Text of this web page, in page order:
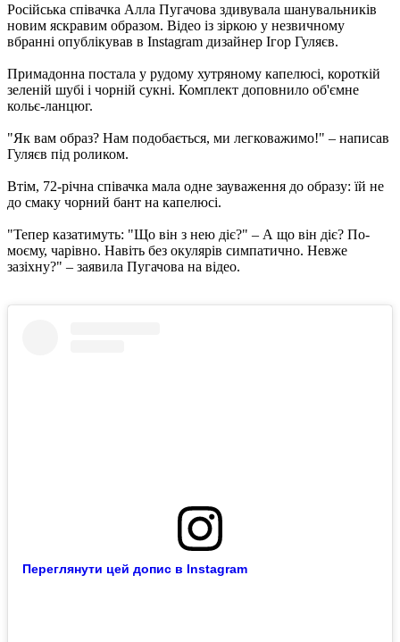
Російська співачка Алла Пугачова здивувала шанувальників
новим яскравим образом. Відео із зіркою у незвичному
вбранні опублікував в Instagram дизайнер Ігор Гуляєв.
Примадонна постала у рудому хутряному капелюсі, короткій
зеленій шубі і чорній сукні. Комплект доповнило об'ємне
кольє-ланцюг.
"Як вам образ? Нам подобається, ми легковажимо!" – написав
Гуляєв під роликом.
Втім, 72-річна співачка мала одне зауваження до образу: їй не
до смаку чорний бант на капелюсі.
"Тепер казатимуть: "Що він з нею діє?" – А що він діє? По-
моєму, чарівно. Навіть без окулярів симпатично. Невже
зазіхну?" – заявила Пугачова на відео.
Переглянути цей допис в Instagram